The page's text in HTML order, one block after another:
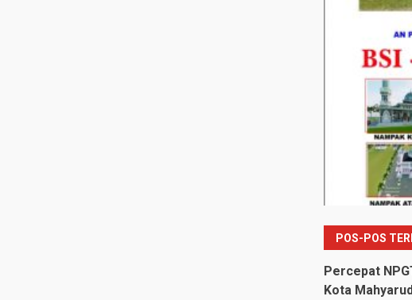
POS-POS
Percepat
Kota